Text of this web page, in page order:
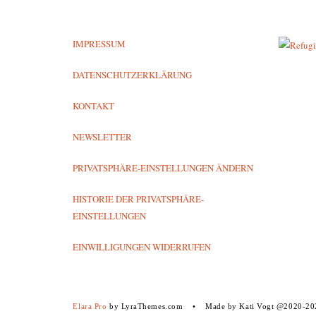
IMPRESSUM
DATENSCHUTZERKLÄRUNG
KONTAKT
NEWSLETTER
PRIVATSPHÄRE-EINSTELLUNGEN ÄNDERN
HISTORIE DER PRIVATSPHÄRE-
EINSTELLUNGEN
EINWILLIGUNGEN WIDERRUFEN
Elara Pro by LyraThemes.com Made by Kati Vogt @2020-